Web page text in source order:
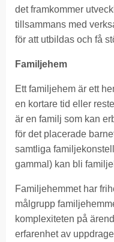
det framkommer
tillsammans med
för att utbildas och få
Familjehem
Ett familjehem är ett
en kortare tid eller
är en familj som kan
för det placerade
samtliga
gammal) kan bli
Familjehemmet har
målgrupp
komplexiteten på
erfarenhet av